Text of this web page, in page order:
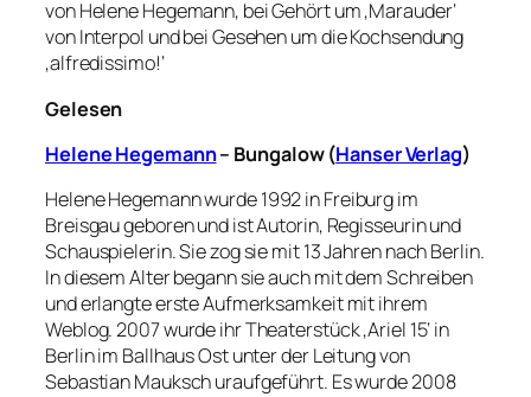
von Helene Hegemann, bei Gehört um ‚Marauder‘
von Interpol und bei Gesehen um die Kochsendung
‚alfredissimo!‘
Gelesen
Helene Hegemann– Bungalow (Hanser Verlag)
Helene Hegemann wurde 1992 in Freiburg im
Breisgau geboren und ist Autorin, Regisseurin und
Schauspielerin. Sie zog sie mit 13 Jahren nach Berlin.
In diesem Alter begann sie auch mit dem Schreiben
und erlangte erste Aufmerksamkeit mit ihrem
Weblog. 2007 wurde ihr Theaterstück ‚Ariel 15‘ in
Berlin im Ballhaus Ost unter der Leitung von
Sebastian Mauksch uraufgeführt. Es wurde 2008